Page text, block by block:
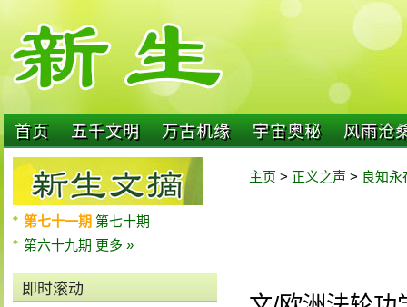
首页 五千文明 万古机缘 宇宙奥秘 风雨沧
第七十一期 第七十期
第六十九期 更多 »
即时滚动
主页 > 正义之声 > 良知永